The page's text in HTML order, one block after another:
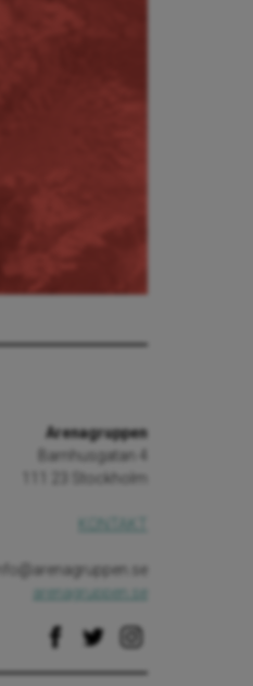
Arenagruppen
Barnhusgatan 4
111 23 Stockholm
arenagruppen.se